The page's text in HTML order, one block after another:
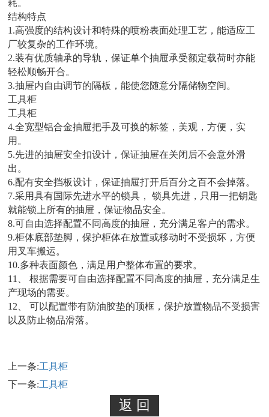
耗。
结构特点
1.高强度的结构设计和特殊的喷粉表面处理工艺，能适应工
厂较复杂的工作环境。
2.装有优质轴承的导轨，保证单个抽屉承受额定载荷时亦能
轻松顺畅开合。
3.抽屉内自由调节的隔板，能使您随意分隔储物空间。
工具柜
工具柜
4.全宽型铝合金抽屉把手及可换的标签，美观，方便，实
用。
5.先进的抽屉安全扣设计，保证抽屉在关闭后不会意外滑
出。
6.配有安全挡板设计，保证抽屉打开后百分之百不会掉落。
7.采用具有国际先进水平的锁具， 锁具先进，只用一把钥匙
就能锁上所有的抽屉，保证物品安全。
8.可自由选择配置不同高度的抽屉，充分满足客户的需求。
9.柜体底部垫脚，保护柜体在放置或移动时不受损坏，方便
用叉车搬运。
10.多种表面颜色，满足用户整体布置的要求。
11、 根据需要可自由选择配置不同高度的抽屉，充分满足生
产现场的需要。
12、 可以配置带有防油胶垫的顶框，保护放置物品不受损害
以及防止物品滑落。
上一条:工具柜
下一条:工具柜